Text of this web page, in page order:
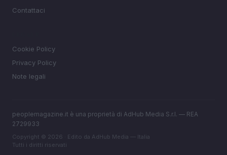
Contattaci
Cookie Policy
Privacy Policy
Note legali
peoplemagazine.it è una proprietà di AdHub Media S.r.l. — REA
2729933
Copyright © 2026 · Edito da AdHub Media — Italia
Tutti i diritti riservati